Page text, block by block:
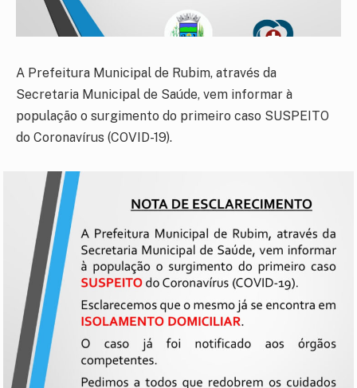
A Prefeitura Municipal de Rubim, através da
Secretaria Municipal de Saúde, vem informar à
população o surgimento do primeiro caso SUSPEITO
do Coronavírus (COVID-19).